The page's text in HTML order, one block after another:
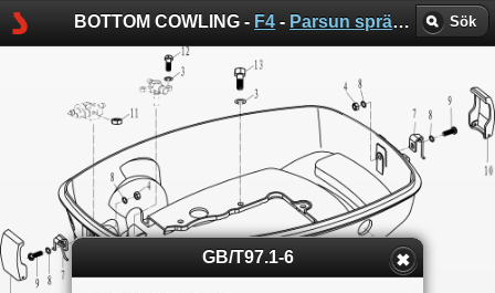
BOTTOM COWLING - F4 - Parsun sprängskisser Sök
GB/T97.1-6